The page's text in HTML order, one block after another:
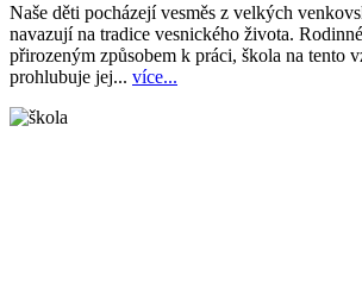
Naše děti pocházejí vesměs z velkých
navazují na tradice vesnického života.
přirozeným způsobem k práci, škola na tento
prohlubuje jej... více...